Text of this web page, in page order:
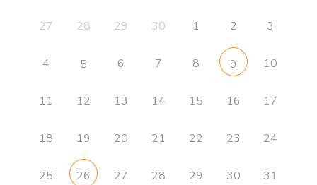
27 28 29 30 1 2 3
4 5 6 7 8 9 10
11 12 13 14 15 16 17
18 19 20 21 22 23 24
25 26 27 28 29 30 31